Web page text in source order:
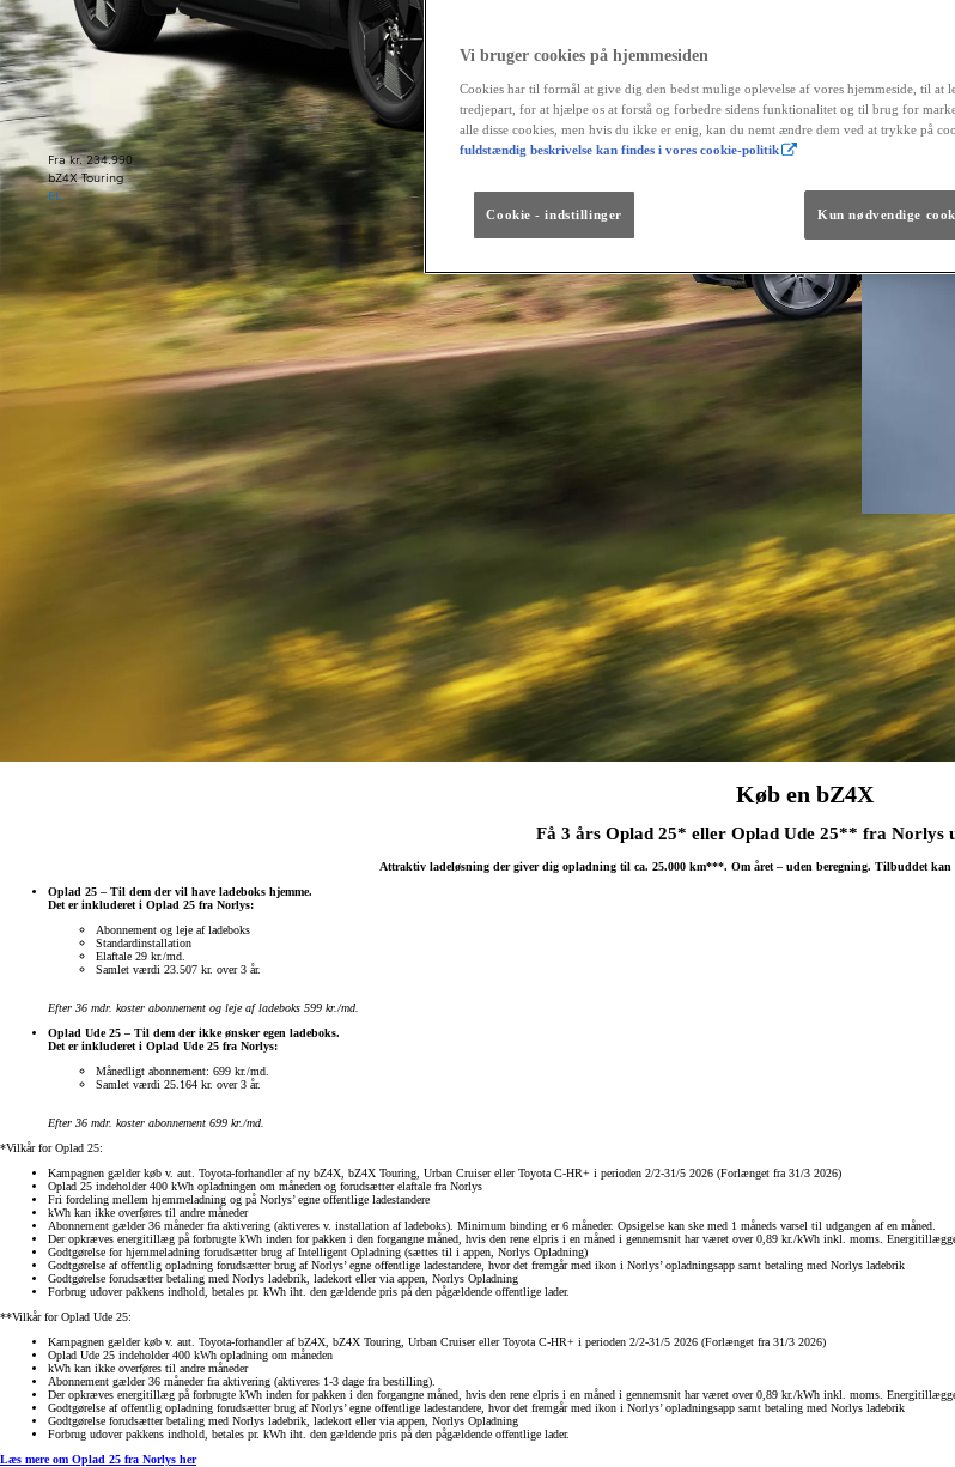
Fra kr. 234.990
bZ4X Touring
EL
The soul lives
Køb en bZ4X
Få 3 års Oplad 25* eller Oplad Ude 25** fra Norlys
Attraktiv ladeløsning der giver dig opladning til ca. 25.000 km***. Om året – uden beregning. Tilbuddet
Oplad 25 – Til dem der vil have ladeboks hjemme.
Det er inkluderet i Oplad 25 fra Norlys:
Abonnement og leje af ladeboks
Standardinstallation
Elaftale 29 kr./md.
Samlet værdi 23.507 kr. over 3 år.
Efter 36 mdr. koster abonnement og leje af ladeboks 599 kr./md.
Oplad Ude 25 – Til dem der ikke ønsker egen ladeboks.
Det er inkluderet i Oplad Ude 25 fra Norlys:
Månedligt abonnement: 699 kr./md.
Samlet værdi 25.164 kr. over 3 år.
Efter 36 mdr. koster abonnement 699 kr./md.
*Vilkår for Oplad 25:
Kampagnen gælder køb v. aut. Toyota-forhandler af ny bZ4X, bZ4X Touring, Urban Cruiser eller Toyota C-HR+ i perioden 2/2-31/5 2026 (Forlænget fra 31/3 2026)
Oplad 25 indeholder 400 kWh opladningen om måneden og forudsætter elaftale fra Norlys
Fri fordeling mellem hjemmeladning og på Norlys’ egne offentlige ladestandere
kWh kan ikke overføres til andre måneder
Abonnement gælder 36 måneder fra aktivering (aktiveres v. installation af ladeboks). Minimum binding er 6 måneder. Opsigelse kan ske med 1 måneds varsel til udgangen af en måned.
Der opkræves energitillæg på forbrugte kWh inden for pakken i den forgangne måned, hvis den rene elpris i en måned i gennemsnit har været over 0,89 kr./kWh inkl. moms.
Godtgørelse for hjemmeladning forudsætter brug af Intelligent Opladning (sættes til i appen, Norlys Opladning)
Godtgørelse af offentlig opladning forudsætter brug af Norlys’ egne offentlige ladestandere, hvor det fremgår med ikon i Norlys’ opladningsapp samt betaling med Norlys ladebrik
Godtgørelse forudsætter betaling med Norlys ladebrik, ladekort eller via appen, Norlys Opladning
Forbrug udover pakkens indhold, betales pr. kWh iht. den gældende pris på den pågældende offentlige lader.
**Vilkår for Oplad Ude 25:
Kampagnen gælder køb v. aut. Toyota-forhandler af bZ4X, bZ4X Touring, Urban Cruiser eller Toyota C-HR+ i perioden 2/2-31/5 2026 (Forlænget fra 31/3 2026)
Oplad Ude 25 indeholder 400 kWh opladning om måneden
kWh kan ikke overføres til andre måneder
Abonnement gælder 36 måneder fra aktivering (aktiveres 1-3 dage fra bestilling).
Der opkræves energitillæg på forbrugte kWh inden for pakken i den forgangne måned, hvis den rene elpris i en måned i gennemsnit har været over 0,89 kr./kWh inkl. moms.
Godtgørelse af offentlig opladning forudsætter brug af Norlys’ egne offentlige ladestandere, hvor det fremgår med ikon i Norlys’ opladningsapp samt betaling med Norlys ladebrik
Godtgørelse forudsætter betaling med Norlys ladebrik, ladekort eller via appen, Norlys Opladning
Forbrug udover pakkens indhold, betales pr. kWh iht. den gældende pris på den pågældende offentlige lader.
Læs mere om Oplad 25 fra Norlys her
Vi bruger cookies på hjemmesiden
Cookies har til formål at give dig den bedst mulige oplevelse af vores hjemmeside, til at
tredjepart, for at hjælpe os at forstå og forbedre sidens funktionalitet og til brug for
alle disse cookies, men hvis du ikke er enig, kan du nemt ændre dem ved at trykke på
fuldstændig beskrivelse kan findes i vores cookie-politik
Cookie - indstillinger Kun nødvendige